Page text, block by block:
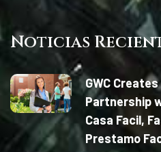
Noticias
GWC
Partnership
Casa Facil,
Prestamo